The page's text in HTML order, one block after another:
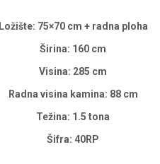
Ložište: 75×70 cm + radna ploha
Širina: 160 cm
Visina: 285 cm
Radna visina kamina: 88 cm
Težina: 1.5 tona
Šifra: 40RP